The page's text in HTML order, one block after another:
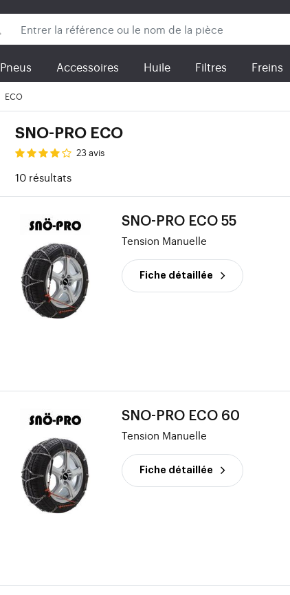
Pneus Accessoires Huile Filtres Freins
ECO
SNO-PRO ECO
23 avis
10 résultats
SNO-PRO ECO 55
Tension Manuelle
Fiche détaillée
SNO-PRO ECO 60
Tension Manuelle
Fiche détaillée